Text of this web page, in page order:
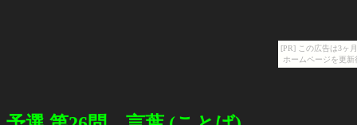
[PR] この広告は3ヶ
ホームページを更